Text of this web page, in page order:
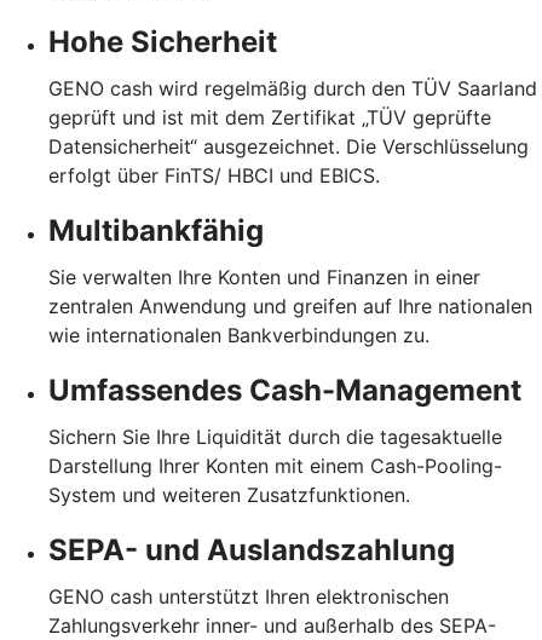
Hohe Sicherheit
GENO cash wird regelmäßig durch den TÜV Saarland
geprüft und ist mit dem Zertifikat „TÜV geprüfte
Datensicherheit“ ausgezeichnet. Die Verschlüsselung
erfolgt über FinTS/ HBCI und EBICS.
Multibankfähig
Sie verwalten Ihre Konten und Finanzen in einer
zentralen Anwendung und greifen auf Ihre nationalen
wie internationalen Bankverbindungen zu.
Umfassendes Cash-Management
Sichern Sie Ihre Liquidität durch die tagesaktuelle
Darstellung Ihrer Konten mit einem Cash-Pooling-
System und weiteren Zusatzfunktionen.
SEPA- und Auslandszahlung
GENO cash unterstützt Ihren elektronischen
Zahlungsverkehr inner- und außerhalb des SEPA-